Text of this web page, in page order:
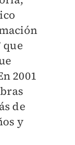
que
2001
de
y